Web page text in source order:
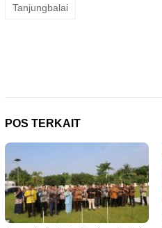
Tanjungbalai
POS TERKAIT